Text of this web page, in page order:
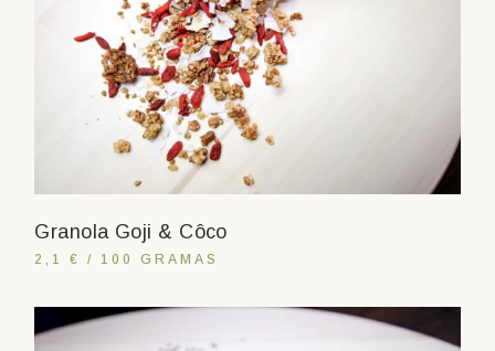
Granola Goji & Côco
2,1 € / 100 GRAMAS